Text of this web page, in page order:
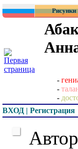
Рисунки
-
-
-
ВХОД | Регистрация